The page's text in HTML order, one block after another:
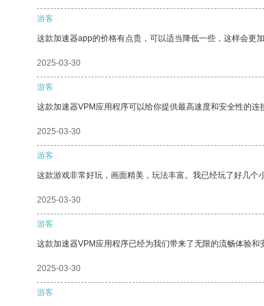
游客
这款加速器app的价格有点贵，可以适当降低一些，这样会更加
2025-03-30
游客
这款加速器VPM应用程序可以给你提供最高速度和安全性的连
2025-03-30
游客
这款游戏非常好玩，画面精美，玩法丰富。我已经玩了好几个
2025-03-30
游客
这款加速器VPM应用程序已经为我们带来了无限的流畅体验和
2025-03-30
游客